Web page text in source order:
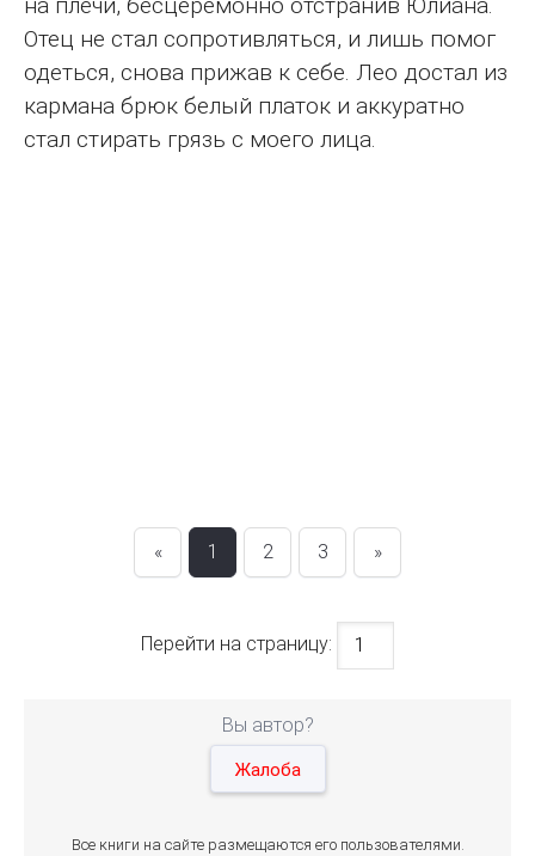
Отец не стал сопротивляться, и лишь помог
одеться, снова прижав к себе. Лео достал из
кармана брюк белый платок и аккуратно
стал стирать грязь с моего лица.
« 1 2 3 »
Перейти на страницу:
Вы автор?
Жалоба
Все книги на сайте размещаются его пользователями.